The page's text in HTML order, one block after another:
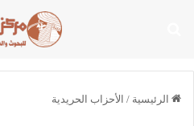
الرئيسية / الأحزاب الحريدية